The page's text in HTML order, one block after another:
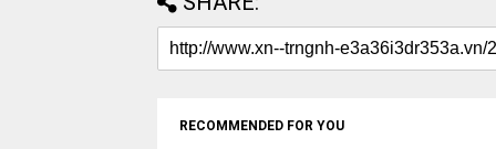
RECOMMENDED FOR YOU